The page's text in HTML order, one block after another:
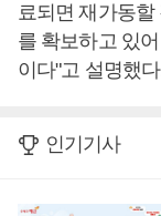
료되면 재가동할
를 확보하고 있
이다"고 설명했
인기기사